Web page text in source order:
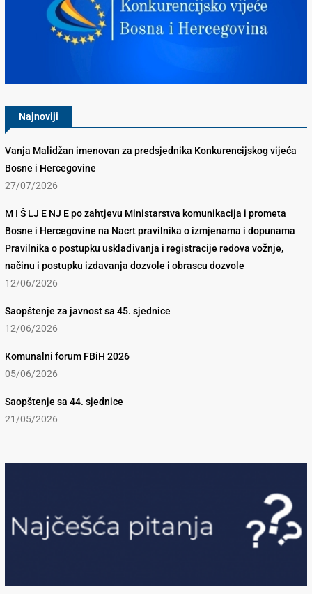
Najnoviji
Vanja Malidžan imenovan za predsjednika Konkurencijskog vijeća
Bosne i Hercegovine
27/07/2026
M I Š LJ E NJ E po zahtjevu Ministarstva komunikacija i prometa
Bosne i Hercegovine na Nacrt pravilnika o izmjenama i dopunama
Pravilnika o postupku usklađivanja i registracije redova vožnje,
načinu i postupku izdavanja dozvole i obrascu dozvole
12/06/2026
Saopštenje za javnost sa 45. sjednice
12/06/2026
Komunalni forum FBiH 2026
05/06/2026
Saopštenje sa 44. sjednice
21/05/2026